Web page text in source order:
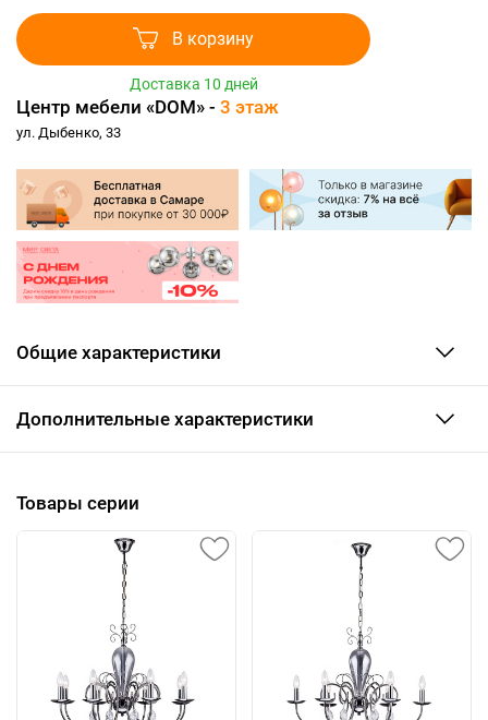
В корзину
Доставка 10 дней
Центр мебели «DOM» - 3 этаж
ул. Дыбенко, 33
Общие характеристики
Дополнительные характеристики
Товары серии